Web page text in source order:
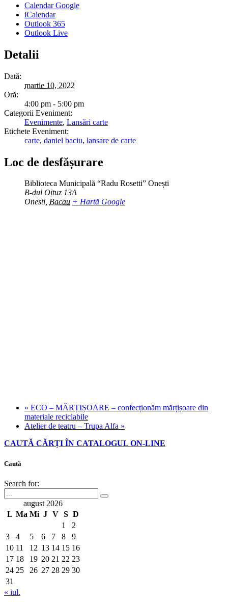
Calendar Google
iCalendar
Outlook 365
Outlook Live
Detalii
Dată:
martie 10, 2022
Oră:
4:00 pm - 5:00 pm
Categorii Eveniment:
Evenimente, Lansări carte
Etichete Eveniment:
carte, daniel baciu, lansare de carte
Loc de desfășurare
Biblioteca Municipală “Radu Rosetti” Onești
B-dul Oituz 13A
Onesti, Bacau + Hartă Google
« ECO – MĂRȚIȘOARE – confecționăm mărțișoare din
materiale reciclabile
Atelier de teatru – Trupa Alfa »
CAUTĂ CĂRȚI ÎN CATALOGUL ON-LINE
Caută
Search for:
august 2026
L Ma Mi J V S D
1
2
3
4 5 6 7 8
9
10 11 12 13 14 15 16
17 18 19 20 21 22 23
24 25 26 27 28 29 30
31
« iul.